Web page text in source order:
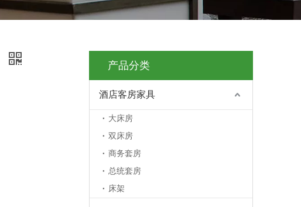
产品分类
酒店客房家具
大床房
双床房
商务套房
总统套房
床架